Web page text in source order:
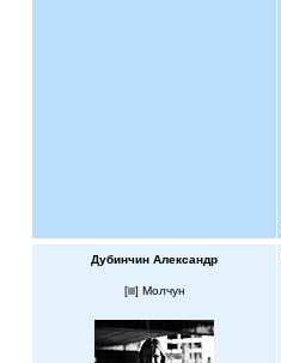
Дубинчин Александр
[ ] Молчун